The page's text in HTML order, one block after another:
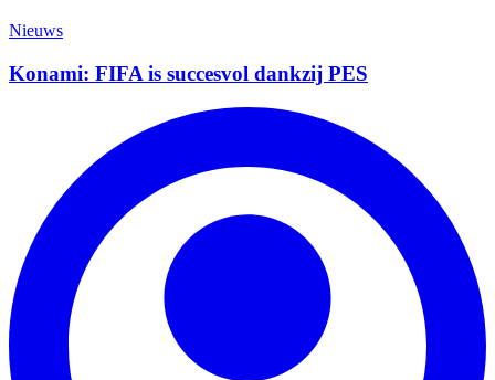
Nieuws
Konami: FIFA is succesvol dankzij PES